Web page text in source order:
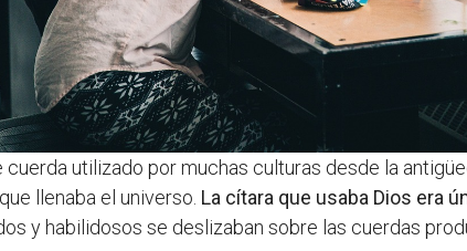
utilizado por muchas culturas desde la
llenaba el universo. La cítara que usaba Dios era
y habilidosos se deslizaban sobre las cuerdas